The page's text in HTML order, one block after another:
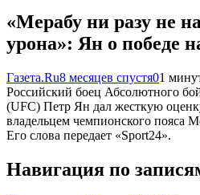
«Мерабу ни разу не
урона»: Ян о победе
Газета.Ru8 месяцев спустя01
Российский боец Абсолютного
(UFC) Петр Ян дал жесткую
владельцем чемпионского пояса
Его слова передает «Sport24».
Навигация по